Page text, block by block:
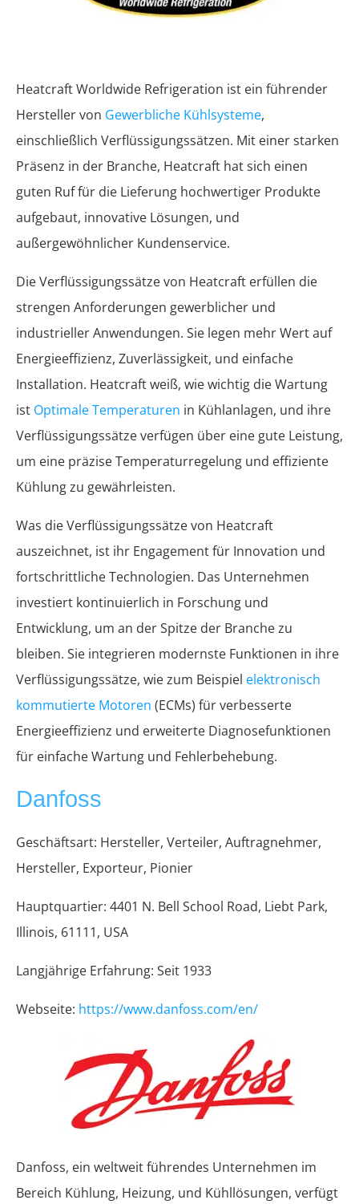
Heatcraft Worldwide Refrigeration ist ein führender
Hersteller von Gewerbliche Kühlsysteme,
einschließlich Verflüssigungssätzen. Mit einer starken
Präsenz in der Branche, Heatcraft hat sich einen
guten Ruf für die Lieferung hochwertiger Produkte
aufgebaut, innovative Lösungen, und
außergewöhnlicher Kundenservice.
Die Verflüssigungssätze von Heatcraft erfüllen die
strengen Anforderungen gewerblicher und
industrieller Anwendungen. Sie legen mehr Wert auf
Energieeffizienz, Zuverlässigkeit, und einfache
Installation. Heatcraft weiß, wie wichtig die Wartung
ist Optimale Temperaturen in Kühlanlagen, und ihre
Verflüssigungssätze verfügen über eine gute Leistung,
um eine präzise Temperaturregelung und effiziente
Kühlung zu gewährleisten.
Was die Verflüssigungssätze von Heatcraft
auszeichnet, ist ihr Engagement für Innovation und
fortschrittliche Technologien. Das Unternehmen
investiert kontinuierlich in Forschung und
Entwicklung, um an der Spitze der Branche zu
bleiben. Sie integrieren modernste Funktionen in ihre
Verflüssigungssätze, wie zum Beispiel elektronisch
kommutierte Motoren (ECMs) für verbesserte
Energieeffizienz und erweiterte Diagnosefunktionen
für einfache Wartung und Fehlerbehebung.
Danfoss
Geschäftsart: Hersteller, Verteiler, Auftragnehmer,
Hersteller, Exporteur, Pionier
Hauptquartier: 4401 N. Bell School Road, Liebt Park,
Illinois, 61111, USA
Langjährige Erfahrung: Seit 1933
Webseite: https://www.danfoss.com/en/
Danfoss, ein weltweit führendes Unternehmen im
Bereich Kühlung, Heizung, und Kühllösungen, verfügt